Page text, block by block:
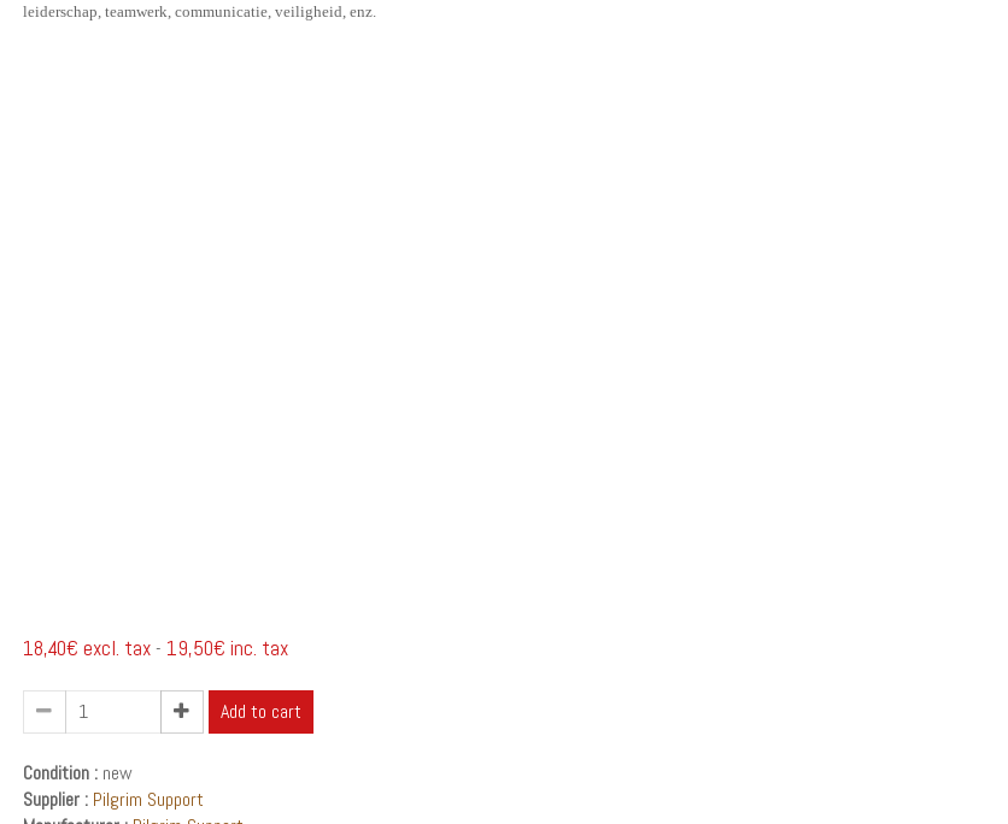
leiderschap, teamwerk, communicatie, veiligheid, enz.
18,40€ excl. tax- 19,50€ inc. tax
Add to cart
Condition :new
Supplier : Pilgrim Support